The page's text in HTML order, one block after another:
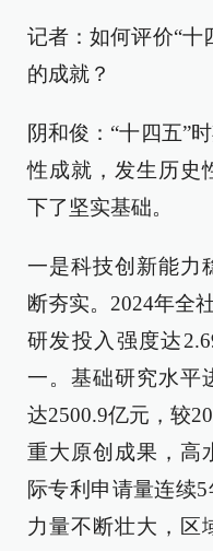
记者：如何评价“十
的成就？
阴和俊：“十四五”
性成就，发生历史
下了坚实基础。
一是科技创新能力
断夯实。2024年全
研发投入强度达
一。基础研究水平
达2500.9亿元，较
重大原创成果，高
际专利申请量连续
力量不断壮大，区